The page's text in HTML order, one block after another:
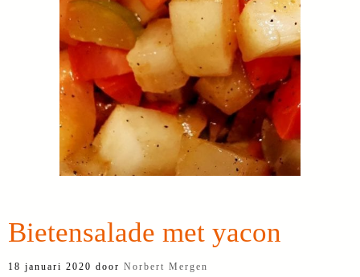
Bietensalade met yacon
18 januari 2020 door Norbert Mergen